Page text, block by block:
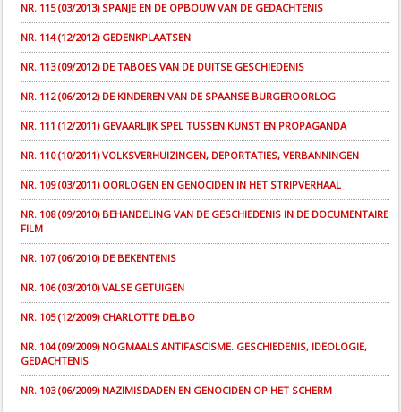
NR. 115 (03/2013) SPANJE EN DE OPBOUW VAN DE GEDACHTENIS
NR. 114 (12/2012) GEDENKPLAATSEN
NR. 113 (09/2012) DE TABOES VAN DE DUITSE GESCHIEDENIS
NR. 112 (06/2012) DE KINDEREN VAN DE SPAANSE BURGEROORLOG
NR. 111 (12/2011) GEVAARLIJK SPEL TUSSEN KUNST EN PROPAGANDA
NR. 110 (10/2011) VOLKSVERHUIZINGEN, DEPORTATIES, VERBANNINGEN
NR. 109 (03/2011) OORLOGEN EN GENOCIDEN IN HET STRIPVERHAAL
NR. 108 (09/2010) BEHANDELING VAN DE GESCHIEDENIS IN DE DOCUMENTAIRE
FILM
NR. 107 (06/2010) DE BEKENTENIS
NR. 106 (03/2010) VALSE GETUIGEN
NR. 105 (12/2009) CHARLOTTE DELBO
NR. 104 (09/2009) NOGMAALS ANTIFASCISME. GESCHIEDENIS, IDEOLOGIE,
GEDACHTENIS
NR. 103 (06/2009) NAZIMISDADEN EN GENOCIDEN OP HET SCHERM